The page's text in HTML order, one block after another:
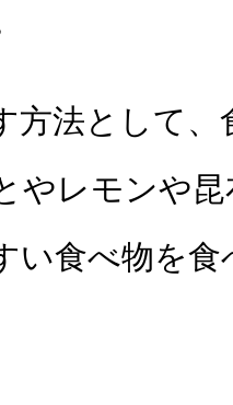
方法として
やレモンや
い食べ物を